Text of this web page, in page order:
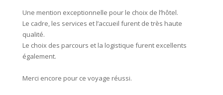
Une mention exceptionnelle pour le choix de l’hôtel.
Le cadre, les services et l’accueil furent de très haute
qualité.
Le choix des parcours et la logistique furent excellents
également.
Merci encore pour ce voyage réussi.